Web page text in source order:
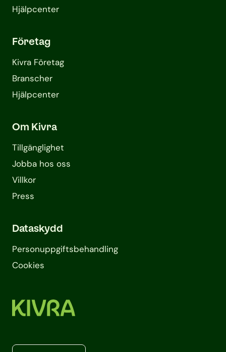
Hjälpcenter
Företag
Kivra Företag
Branscher
Hjälpcenter
Om Kivra
Tillgänglighet
Jobba hos oss
Villkor
Press
Dataskydd
Personuppgifts­behandling
Cookies